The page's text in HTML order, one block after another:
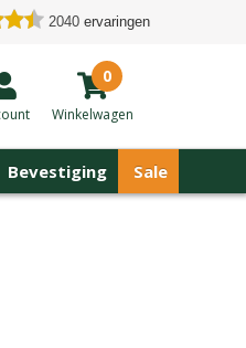
2040 ervaringen
0
Winkelwagen
Bevestiging Sale